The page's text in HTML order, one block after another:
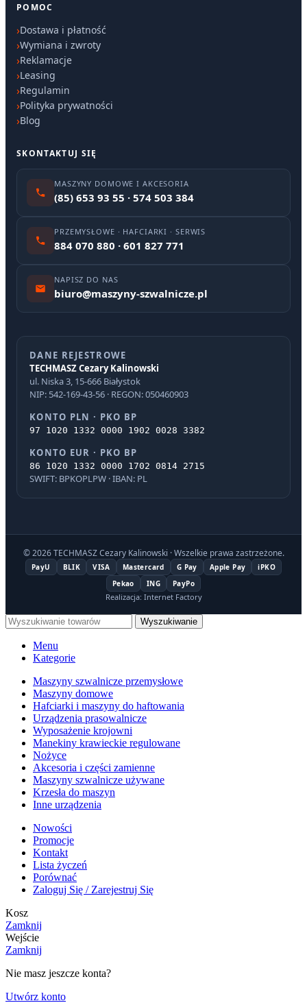
POMOC
Dostawa i płatność
Wymiana i zwroty
Reklamacje
Leasing
Regulamin
Polityka prywatności
Blog
SKONTAKTUJ SIĘ
MASZYNY DOMOWE I AKCESORIA
(85) 653 93 55 · 574 503 384
PRZEMYSŁOWE · HAFCIARKI · SERWIS
884 070 880 · 601 827 771
NAPISZ DO NAS
biuro@maszyny-szwalnicze.pl
DANE REJESTROWE
TECHMASZ Cezary Kalinowski
ul. Niska 3, 15-666 Białystok
NIP: 542-169-43-56 · REGON: 050460903
KONTO PLN · PKO BP
97 1020 1332 0000 1902 0028 3382
KONTO EUR · PKO BP
86 1020 1332 0000 1702 0814 2715
SWIFT: BPKOPLPW · IBAN: PL
© 2026 TECHMASZ Cezary Kalinowski · Wszelkie prawa zastrzeżone.
PayU BLIK VISA Mastercard G Pay Apple Pay
iPKO
Pekao
ING PayPo
Realizacja: Internet Factory
Wyszukiwanie
Menu
Kategorie
Maszyny szwalnicze przemysłowe
Maszyny domowe
Hafciarki i maszyny do haftowania
Urządzenia prasowalnicze
Wyposażenie krojowni
Manekiny krawieckie regulowane
Nożyce
Akcesoria i części zamienne
Maszyny szwalnicze używane
Krzesła do maszyn
Inne urządzenia
Nowości
Promocje
Kontakt
Lista życzeń
Porównać
Zaloguj Się / Zarejestruj Się
Kosz
Zamknij
Wejście
Zamknij
Nie masz jeszcze konta?
Utwórz konto